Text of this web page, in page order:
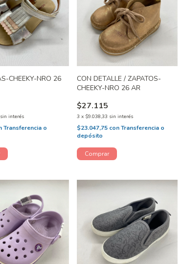
CHEEKY-NRO 26
sin interés
Transferencia o
CON DETALLE / ZAPATOS-
CHEEKY-NRO 26 AR
$27.115
3 x $9.038,33 sin interés
$23.047,75 con Transferencia o
depósito